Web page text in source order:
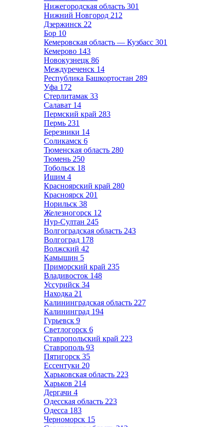
Нижегородская область 301
Нижний Новгород 212
Дзержинск 22
Бор 10
Кемеровская область — Кузбасс 301
Кемерово 143
Новокузнецк 86
Междуреченск 14
Республика Башкортостан 289
Уфа 172
Стерлитамак 33
Салават 14
Пермский край 283
Пермь 231
Березники 14
Соликамск 6
Тюменская область 280
Тюмень 250
Тобольск 18
Ишим 4
Красноярский край 280
Красноярск 201
Норильск 38
Железногорск 12
Нур-Султан 245
Волгоградская область 243
Волгоград 178
Волжский 42
Камышин 5
Приморский край 235
Владивосток 148
Уссурийск 34
Находка 21
Калининградская область 227
Калининград 194
Гурьевск 9
Светлогорск 6
Ставропольский край 223
Ставрополь 93
Пятигорск 35
Ессентуки 20
Харьковская область 223
Харьков 214
Дергачи 4
Одесская область 223
Одесса 183
Черноморск 15